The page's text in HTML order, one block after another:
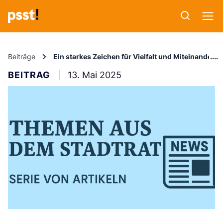
Beiträge Ein starkes Zeichen für Vielfalt und Miteinander:
BEITRAG 13. Mai 2025